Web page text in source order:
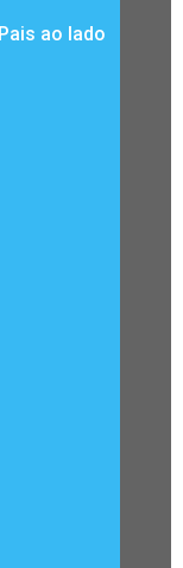
ao lado